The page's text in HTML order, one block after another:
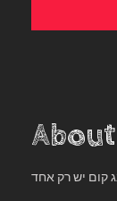
About
קום יש רק אחד